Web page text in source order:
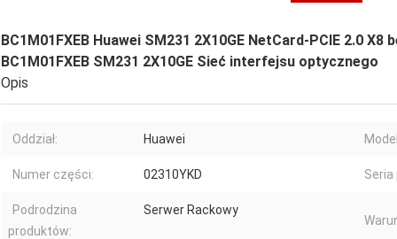
BC1M01FXEB Huawei SM231 2X10GE NetCard-PCIE 2.0
BC1M01FXEB SM231 2X10GE Sieć interfejsu optycznego
Opis
Oddział: Huawei
Numer części: 02310YKD
Podrodzina
produktów:
Serwer Rackowy